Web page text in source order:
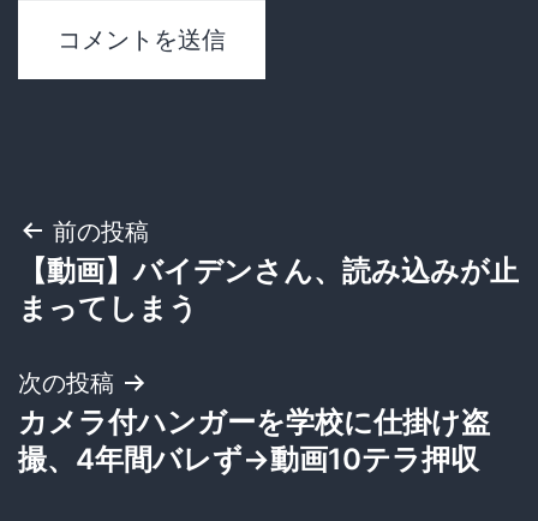
投
稿
ビ
ゲ
前の投稿
【動画】バイデンさん、読み込みが止
まってしまう
次の投稿
カメラ付ハンガーを学校に仕掛け盗
撮、4年間バレず→動画10テラ押収